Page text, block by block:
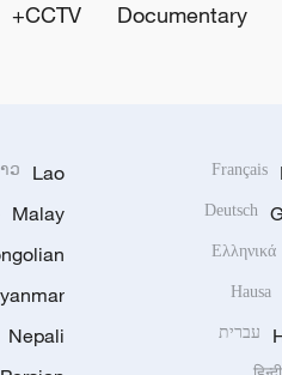
Documentary
CCTV+
Français
Deutsch
Ελληνικά
Hausa
עברית
Lao
ວ
Malay
Nepali